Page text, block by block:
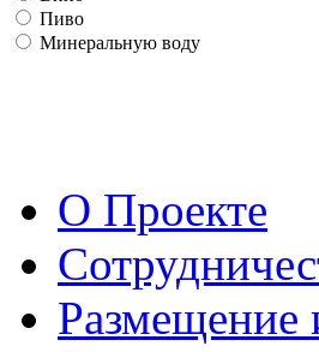
Пиво
Минеральную воду
О Проекте